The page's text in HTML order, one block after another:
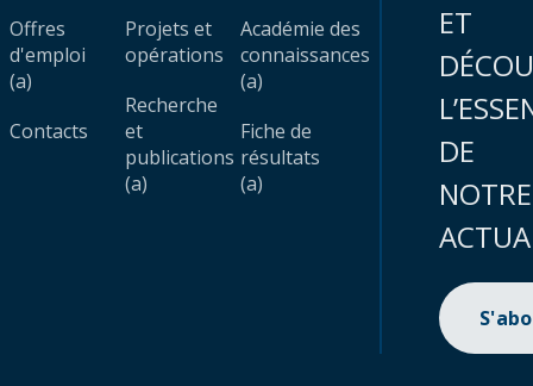
Offres
d'emploi
(a)
Contacts
Projets et
opérations
Recherche
et
publications
(a)
Académie des
connaissances
(a)
Fiche de
résultats
(a)
ET
DE
NOTRE